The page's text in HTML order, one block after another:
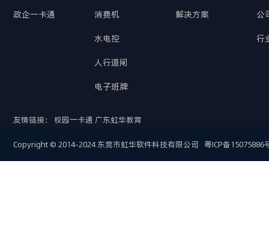
政企一卡通
消费机
水电控
人行道闸
电子班牌
解决方案
公
行
友情链接： 校园一卡通 广东虹华教育
Copyright © 2014-2024 东莞市虹华软件科技有限公司 粤ICP备15075886